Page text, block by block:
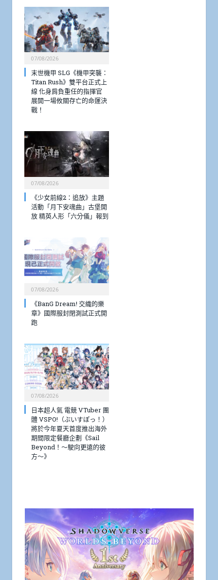
07/08/2026
末世機甲 SLG《機甲突襲：
Titan Rush》雙平台正式上
線 化身肩負重任的指揮官
展開一場攸關存亡的命運決
戰！
07/08/2026
《少女前線2：追放》主題
活動「月下安魂曲」古堡開
放 精英人形「六分儀」報到
07/08/2026
《BanG Dream! 交織的樂
章》國際服封閉測試正式開
跑
07/08/2026
日本超人氣 電競 VTuber 團
體 VSPO!（ぶいすぽっ！）
將於今年夏天首度推出海外
期間限定餐廳企劃《Sail
Beyond！～駛向更遠的彼
方～》